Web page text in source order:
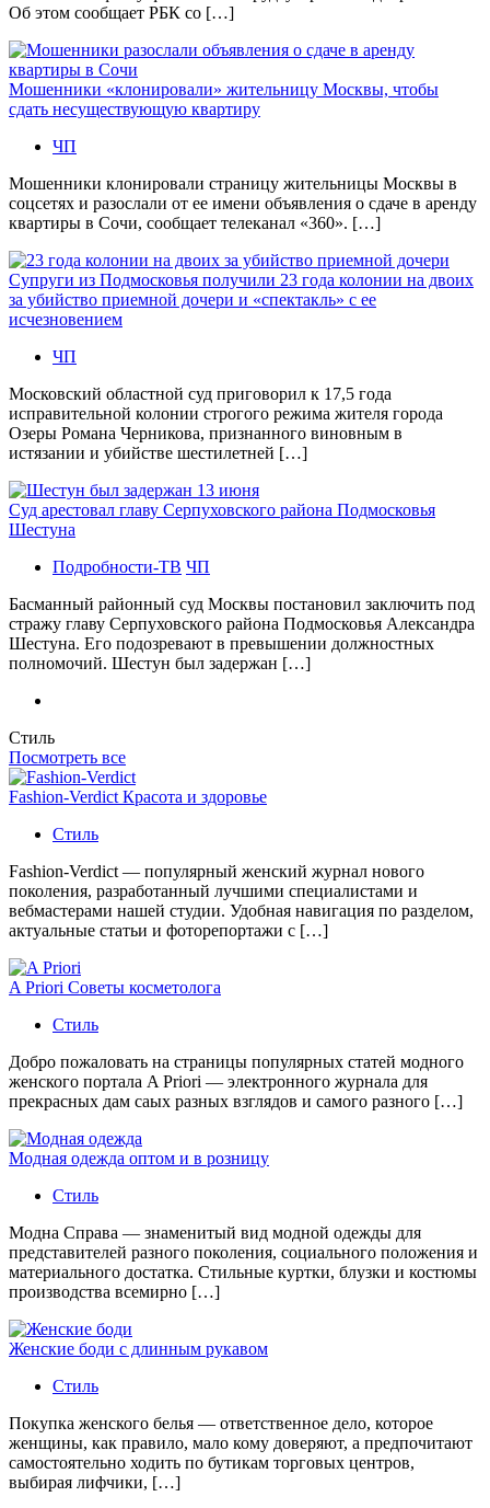
Об этом сообщает РБК со […]
Мошенники «клонировали» жительницу Москвы, чтобы
сдать несуществующую квартиру
ЧП
Мошенники клонировали страницу жительницы Москвы в
соцсетях и разослали от ее имени объявления о сдаче в аренду
квартиры в Сочи, сообщает телеканал «360». […]
Супруги из Подмосковья получили 23 года колонии на двоих
за убийство приемной дочери и «спектакль» с ее
исчезновением
ЧП
Московский областной суд приговорил к 17,5 года
исправительной колонии строгого режима жителя города
Озеры Романа Черникова, признанного виновным в
истязании и убийстве шестилетней […]
Суд арестовал главу Серпуховского района Подмосковья
Шестуна
Подробности-ТВ ЧП
Басманный районный суд Москвы постановил заключить под
стражу главу Серпуховского района Подмосковья Александра
Шестуна. Его подозревают в превышении должностных
полномочий. Шестун был задержан […]
Стиль
Посмотреть все
Fashion-Verdict Красота и здоровье
Стиль
Fashion-Verdict — популярный женский журнал нового
поколения, разработанный лучшими специалистами и
вебмастерами нашей студии. Удобная навигация по разделом,
актуальные статьи и фоторепортажи с […]
A Priori Советы косметолога
Стиль
Добро пожаловать на страницы популярных статей модного
женского портала A Priori — электронного журнала для
прекрасных дам саых разных взглядов и самого разного […]
Модная одежда оптом и в розницу
Стиль
Модна Справа — знаменитый вид модной одежды для
представителей разного поколения, социального положения и
материального достатка. Стильные куртки, блузки и костюмы
производства всемирно […]
Женские боди с длинным рукавом
Стиль
Покупка женского белья — ответственное дело, которое
женщины, как правило, мало кому доверяют, а предпочитают
самостоятельно ходить по бутикам торговых центров,
выбирая лифчики, […]